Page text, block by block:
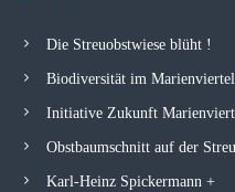
Die Streuobstwiese blüht !
Biodiversität im Marienviertel
Initiative Zukunft
Obstbaumschnitt auf der
Karl-Heinz Spickermann +